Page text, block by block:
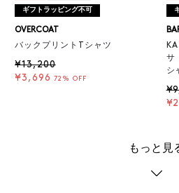
ギフトラッピング不可
OVERCOAT
バックプリントTシャツ
¥13,200
¥3,696 72% OFF
サ
シ
もっと見